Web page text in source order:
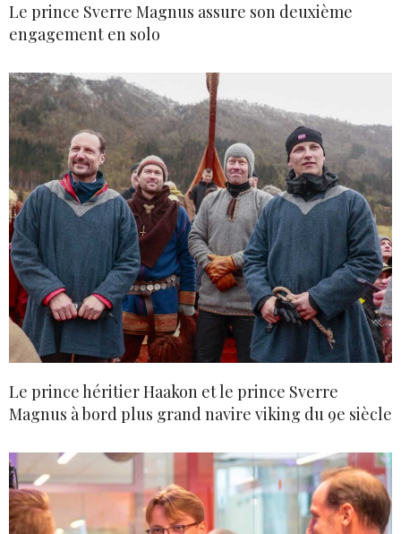
Le prince Sverre Magnus assure son deuxième
engagement en solo
Le prince héritier Haakon et le prince Sverre
Magnus à bord plus grand navire viking du 9e siècle